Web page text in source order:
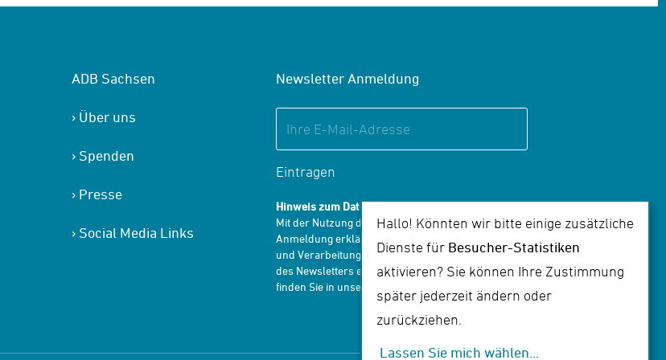
ADB Sachsen
Über uns
Spenden
Presse
Social Media Links
Newsletter Anmeldung
Eintragen
Hinweis zum Datenschutz:
Mit der Nutzung des Formulars zur Newsletter-
Anmeldung erklären Sie sich mit der Speicherung
und Verarbeitung Ihrer E-Mail-Adresse zum Erhalt
des Newsletters einverstanden. Alle Infos dazu
finden Sie in unserer
Hallo! Könnten wir bitte einige zusätzliche
Dienste für Besucher-Statistiken
aktivieren? Sie können Ihre Zustimmung
später jederzeit ändern oder
zurückziehen.
Lassen Sie mich wählen